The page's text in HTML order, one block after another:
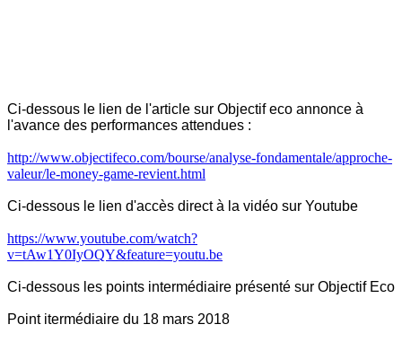
Ci-dessous le lien de l'article sur Objectif eco annonce à
l'avance des performances attendues :
http://www.objectifeco.com/bourse/analyse-fondamentale/approche-
valeur/le-money-game-revient.html
Ci-dessous le lien d'accès direct à la vidéo sur Youtube
https://www.youtube.com/watch?
v=tAw1Y0IyOQY&feature=youtu.be
Ci-dessous les points intermédiaire présenté sur Objectif Eco
Point itermédiaire du 18 mars 2018